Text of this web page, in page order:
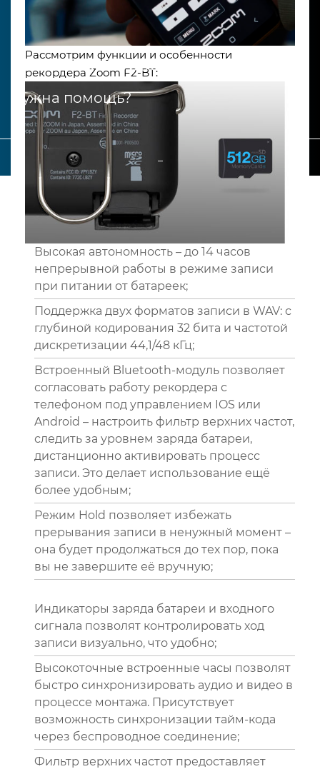
Рассмотрим функции и особенности
рекордера Zoom F2-BT:
Высокая автономность – до 14 часов
непрерывной работы в режиме записи
при питании от батареек;
Поддержка двух форматов записи в WAV: с
глубиной кодирования 32 бита и частотой
дискретизации 44,1/48 кГц;
Встроенный Bluetooth-модуль позволяет
согласовать работу рекордера с
телефоном под управлением IOS или
Android – настроить фильтр верхних частот,
следить за уровнем заряда батареи,
дистанционно активировать процесс
записи. Это делает использование ещё
более удобным;
Режим Hold позволяет избежать
прерывания записи в ненужный момент –
она будет продолжаться до тех пор, пока
вы не завершите её вручную;
Индикаторы заряда батареи и входного
сигнала позволят контролировать ход
записи визуально, что удобно;
Высокоточные встроенные часы позволят
быстро синхронизировать аудио и видео в
процессе монтажа. Присутствует
возможность синхронизации тайм-кода
через беспроводное соединение;
Фильтр верхних частот предоставляет
+7 707 916 9050
Нужна помощь?